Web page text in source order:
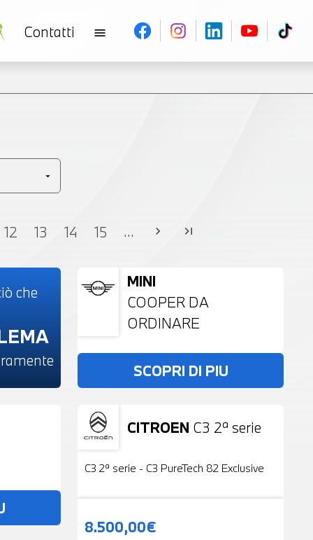
Contatti menu
12 13 14 15 ... chevron_right last_page
che
MINI
COOPER DA
ORDINARE
SCOPRI DI PIU
CITROEN C3 2ª serie
Usato 19 Foto
C3 2ª serie - C3 PureTech 82 Exclusive
8.500,00€